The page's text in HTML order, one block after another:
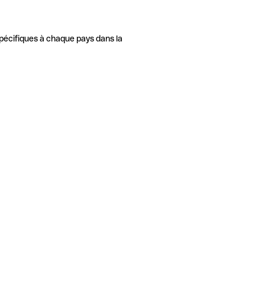
à chaque pays dans la